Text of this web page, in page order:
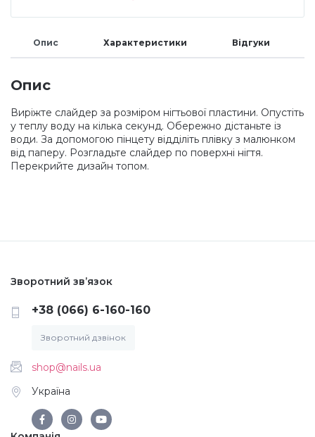
Слюда
Брокат
Аксесуари
Опис Характеристики Відгуки
Опис
Виріжте слайдер за розміром нігтьової пластини. Опустіть
у теплу воду на кілька секунд. Обережно дістаньте із
води. За допомогою пінцету відділіть плівку з малюнком
від паперу. Розгладьте слайдер по поверхні нігтя.
Перекрийте дизайн топом.
Зворотний зв’язок
+38 (066) 6-160-160
Зворотний дзвінок
shop@nails.ua
Україна